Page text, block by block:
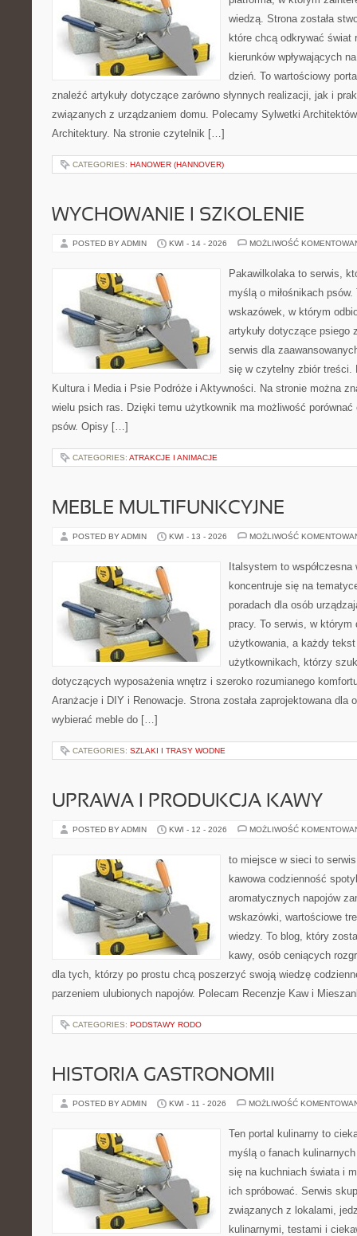
wiedzą. Strona została
które chcą odkrywać
kierunków wpływających
dzień. To wartościowy
znaleźć artykuły dotyczące zarówno słynnych realizacji, jak i
związanych z urządzaniem domu. Polecamy Sylwetki
Architektury. Na stronie czytelnik […]
CATEGORIES: HANOWER (HANNOVER)
WYCHOWANIE I SZKOLENIE
POSTED BY ADMIN KWI - 14 - 2026 MOŻLIWOŚĆ
Pakawilkolaka to serwis,
myślą o miłośnikach
wskazówek, w którym
artykuły dotyczące psiego
serwis dla
się w czytelny zbiór treści.
Kultura i Media i Psie Podróże i Aktywności. Na stronie można
wielu psich ras. Dzięki temu użytkownik ma możliwość
psów. Opisy […]
CATEGORIES: ATRAKCJE I ANIMACJE
MEBLE MULTIFUNKCYJNE
POSTED BY ADMIN KWI - 13 - 2026 MOŻLIWOŚĆ
Italsystem to
koncentruje się na
poradach dla osób
pracy. To serwis, w którym
użytkowania, a każdy
użytkownikach, którzy
dotyczących wyposażenia wnętrz i szeroko rozumianego
Aranżacje i DIY i Renowacje. Strona została zaprojektowana dla
wybierać meble do […]
CATEGORIES: SZLAKI I TRASY WODNE
UPRAWA I PRODUKCJA KAWY
POSTED BY ADMIN KWI - 12 - 2026 MOŻLIWOŚĆ
to miejsce w sieci to
kawowa codzienność
aromatycznych napojów
wskazówki, wartościowe
wiedzy. To blog, który
kawy, osób ceniących
dla tych, którzy po prostu chcą poszerzyć swoją wiedzę
parzeniem ulubionych napojów. Polecam Recenzje Kaw i
CATEGORIES: PODSTAWY RODO
HISTORIA GASTRONOMII
POSTED BY ADMIN KWI - 11 - 2026 MOŻLIWOŚĆ
Ten portal kulinarny to
myślą o fanach
się na kuchniach świata i
ich spróbować. Serwis
związanych z lokalami,
kulinarnymi, testami i